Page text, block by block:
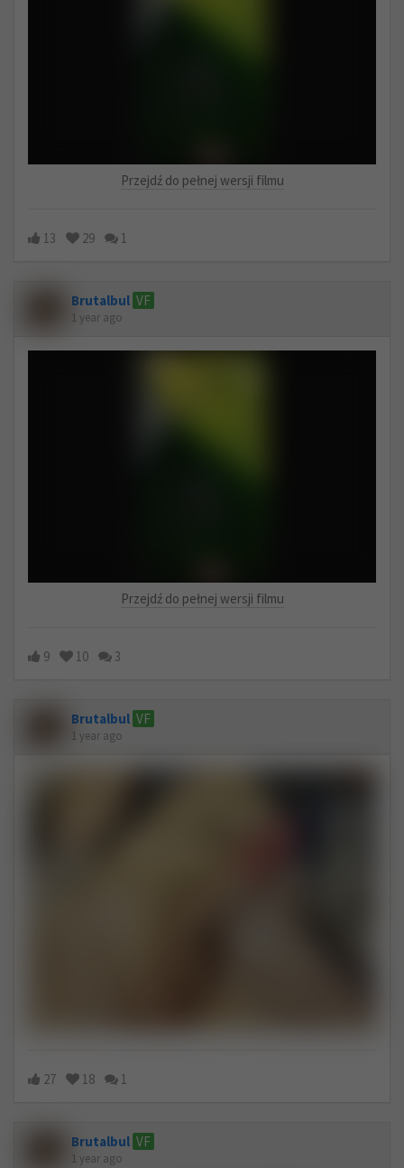
Przejdź do pełnej wersji filmu
13 29 1
Brutalbul VF
1 year ago
Przejdź do pełnej wersji filmu
9 10 3
Brutalbul VF
1 year ago
27 18 1
Brutalbul VF
1 year ago